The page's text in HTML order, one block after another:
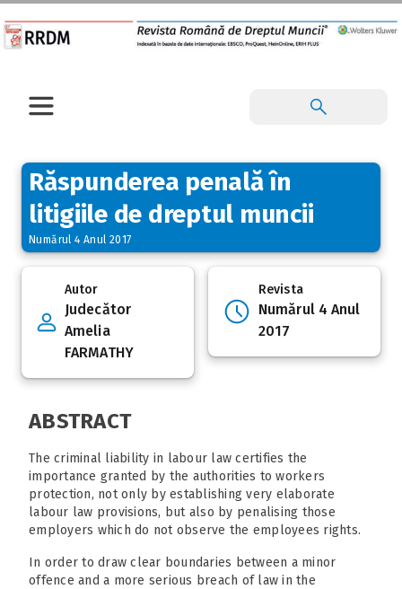
Răspunderea penală în
litigiile de dreptul muncii
Numărul 4 Anul 2017
Autor
Judecător
Amelia
FARMATHY
Revista
Numărul 4 Anul
2017
ABSTRACT
The criminal liability in labour law certifies the
importance granted by the authorities to workers
protection, not only by establishing very elaborate
labour law provisions, but also by penalising those
employers which do not observe the employees rights.
In order to draw clear boundaries between a minor
offence and a more serious breach of law in the